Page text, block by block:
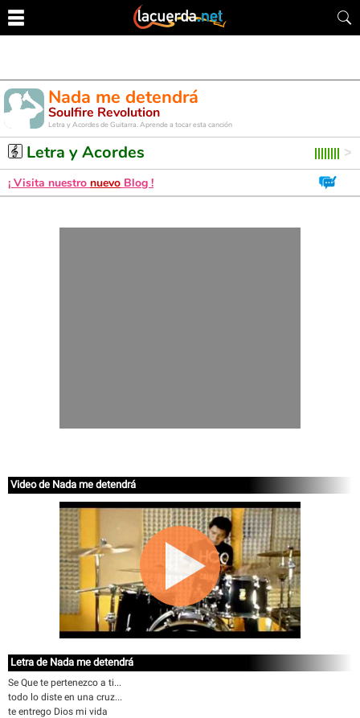
Nada me detendrá
Soulfire Revolution
Letra y Acordes de Guitarra. Aprende a tocar esta canción
Letra y Acordes
¡ Visita nuestro nuevo Blog !
Video de Nada me detendrá
Letra de Nada me detendrá
Se Que te pertenezco a ti...
todo lo diste en una cruz...
te entrego Dios mi vida